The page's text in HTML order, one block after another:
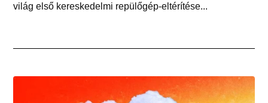
világ első kereskedelmi repülőgép-eltérítése...